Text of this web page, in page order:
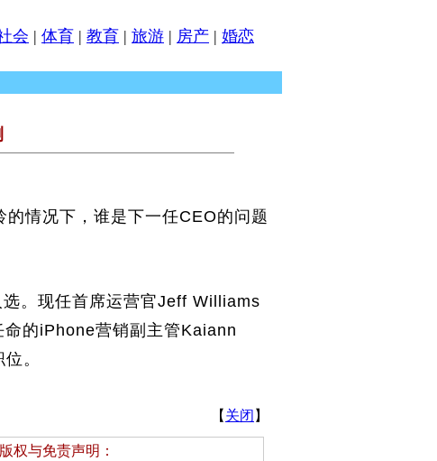
会 | 体育 | 教育 | 旅游 | 房产 | 婚恋
情况下，谁是下一任CEO的问题
。现任首席运营官Jeff Williams
命的iPhone营销副主管Kaiann
。
【 关闭 】
版权与免责声明：